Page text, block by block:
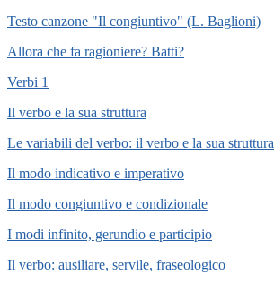
Testo canzone "Il congiuntivo" (L. Baglioni)
Allora che fa ragioniere? Batti?
Verbi 1
Il verbo e la sua struttura
Le variabili del verbo: il verbo e la sua struttura
Il modo indicativo e imperativo
Il modo congiuntivo e condizionale
I modi infinito, gerundio e participio
Il verbo: ausiliare, servile, fraseologico